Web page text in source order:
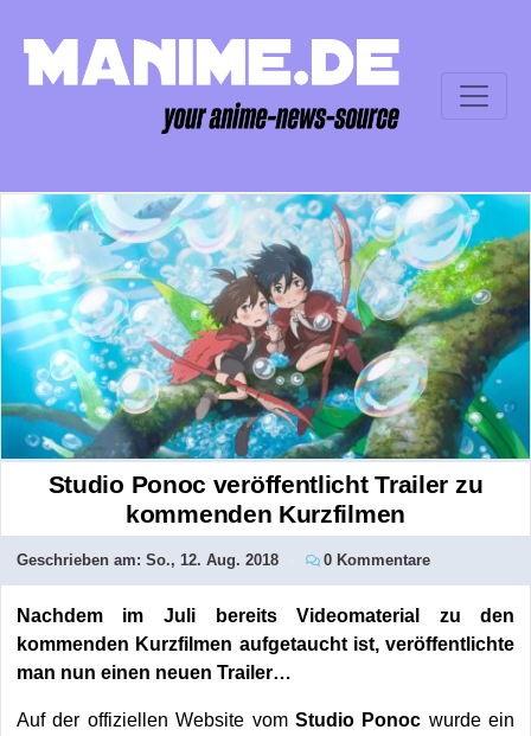
Studio Ponoc veröffentlicht Trailer zu
kommenden Kurzfilmen
Geschrieben am: So., 12. Aug. 2018 0 Kommentare
Nachdem im Juli bereits Videomaterial zu den
kommenden Kurzfilmen aufgetaucht ist, veröffentlichte
man nun einen neuen Trailer…
Auf der offiziellen Website vom Studio Ponoc wurde ein